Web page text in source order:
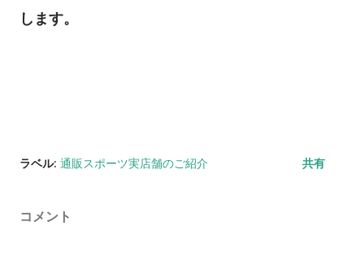
します。
ラベル: 通販スポーツ実店舗のご紹介 共有
コメント